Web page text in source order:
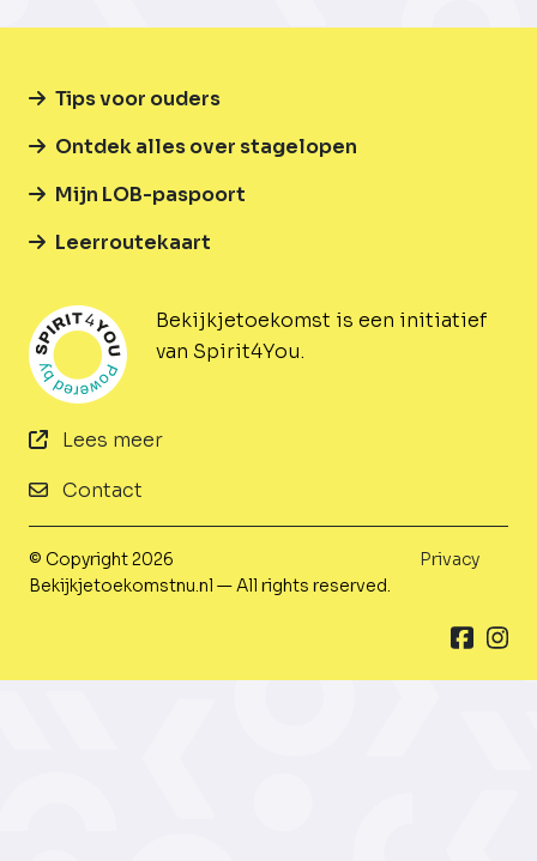
Bekijkjetoekomst is een initiatief
van Spirit4You.
Lees meer
Contact
Tips voor ouders
Ontdek alles over stagelopen
Mijn LOB-paspoort
Leerroutekaart
© Copyright 2026
Bekijkjetoekomstnu.nl — All rights reserved.
Privacy